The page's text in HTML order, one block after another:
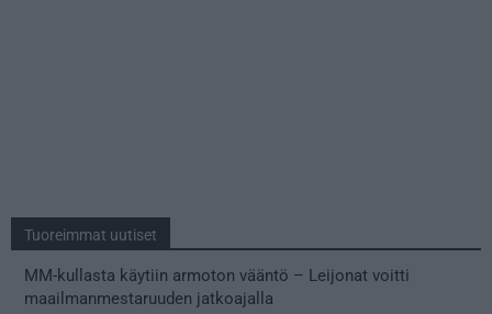
Tuoreimmat uutiset
MM-kullasta käytiin armoton vääntö – Leijonat voitti
maailmanmestaruuden jatkoajalla